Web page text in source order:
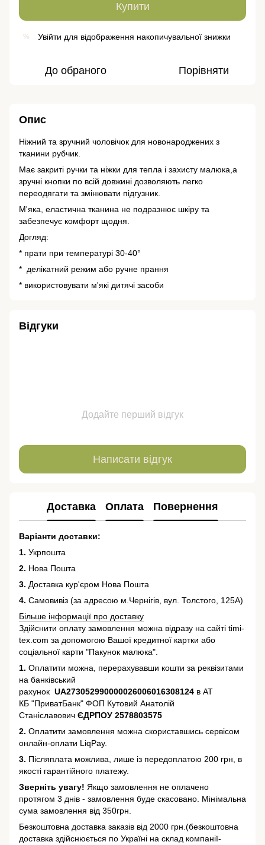
Купити
% Увійти для відображення накопичувальної знижки
До обраного Порівняти
Опис
Ніжний та зручний чоловічок для новонароджених з
тканини рубчик.
Має закриті ручки та ніжки для тепла і захисту малюка,а
зручні кнопки по всій довжині дозволяють легко
переодягати та змінювати підгузник.
М'яка, еластична тканина не подразнює шкіру та
забезпечує комфорт щодня.
Догляд:
* прати при температурі 30-40°
* делікатний режим або ручне прання
* використовувати м'які дитячі засоби
Відгуки
Додайте перший відгук
Написати відгук
Доставка Оплата Повернення
Варіанти доставки:
1. Укрпошта
2. Нова Пошта
3. Доставка кур'єром Нова Пошта
4. Самовивіз (за адресою м.Чернігів, вул. Толстого, 125А)
Більше інформації про доставку
Здійснити оплату замовлення можна відразу на сайті timi-
tex.com за допомогою Вашої кредитної картки або
соціальної карти "Пакунок малюка".
1. Оплатити можна, перерахувавши кошти за реквізитами
на банківський
рахунок UA273052990000026006016308124 в АТ
КБ "ПриватБанк" ФОП Кутовий Анатолій
Станіславович ЄДРПОУ 2578803575
2. Оплатити замовлення можна скориставшись сервісом
онлайн-оплати LiqPay.
3. Післяплата можлива, лише із передоплатою 200 грн, в
якості гарантійного платежу.
Зверніть увагу! Якщо замовлення не оплачено
протягом 3 днів - замовлення буде скасовано. Мінімальна
сума замовлення від 350грн.
Безкоштовна доставка заказів від 2000 грн.(безкоштовна
доставка здійснюється по Україні на склад компанії-